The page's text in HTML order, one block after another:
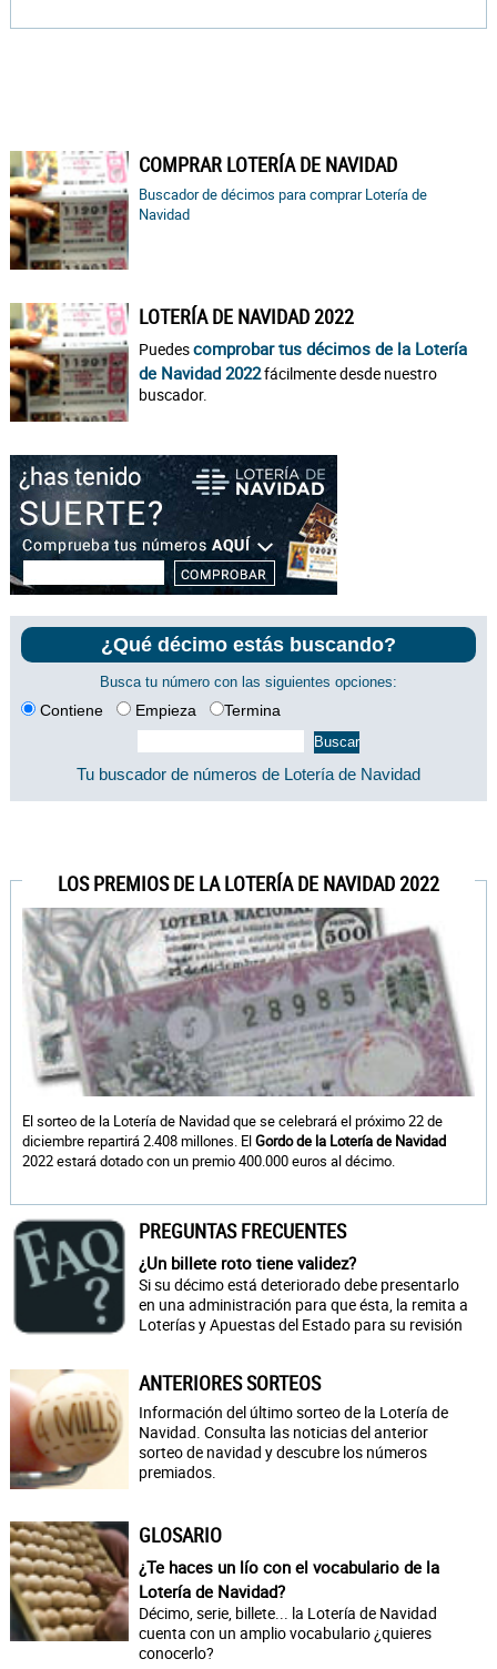
COMPRAR LOTERÍA DE NAVIDAD
Buscador de décimos para comprar Lotería de
Navidad
LOTERÍA DE NAVIDAD 2022
Puedescomprobar tus décimos de la Lotería
de Navidad 2022fácilmente desde nuestro
buscador.
¿Qué décimo estás buscando?
Busca tu número con las siguientes opciones:
Contiene Empieza Termina
Tu buscador de números de Lotería de Navidad
LOS PREMIOS DE LA LOTERÍA DE NAVIDAD 2022
El sorteo de la Lotería de Navidad que se celebrará el próximo 22 de
diciembre repartirá 2.408 millones. ElGordo de la Lotería de Navidad
2022 estará dotado con un premio 400.000 euros al décimo.
PREGUNTAS FRECUENTES
¿Un billete roto tiene validez?
Si su décimo está deteriorado debe presentarlo
en una administración para que ésta, la remita a
Loterías y Apuestas del Estado para su revisión
ANTERIORES SORTEOS
Información del último sorteo de la Lotería de
Navidad. Consulta las noticias del anterior
sorteo de navidad y descubre los números
premiados.
GLOSARIO
¿Te haces un lío con el vocabulario de la
Lotería de Navidad?
Décimo, serie, billete... la Lotería de Navidad
cuenta con un amplio vocabulario ¿quieres
conocerlo?